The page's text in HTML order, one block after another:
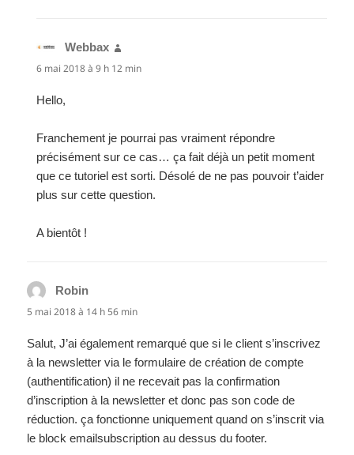
Webbax
6 mai 2018 à 9 h 12 min
Hello,
Franchement je pourrai pas vraiment répondre
précisément sur ce cas… ça fait déjà un petit moment
que ce tutoriel est sorti. Désolé de ne pas pouvoir t’aider
plus sur cette question.
A bientôt !
Robin
5 mai 2018 à 14 h 56 min
Salut, J’ai également remarqué que si le client s’inscrivez
à la newsletter via le formulaire de création de compte
(authentification) il ne recevait pas la confirmation
d’inscription à la newsletter et donc pas son code de
réduction. ça fonctionne uniquement quand on s’inscrit via
le block emailsubscription au dessus du footer.